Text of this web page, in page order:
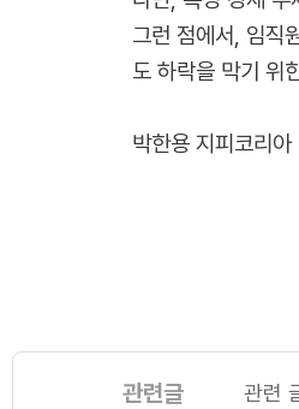
그런 점에서, 임직
도 하락을 막기 위
박한용 지피코리아
관련글 관련